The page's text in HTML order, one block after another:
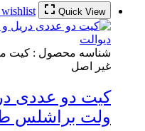
Quick View
شناسه محصول : کیت
غیر اصل
ولت براشلس